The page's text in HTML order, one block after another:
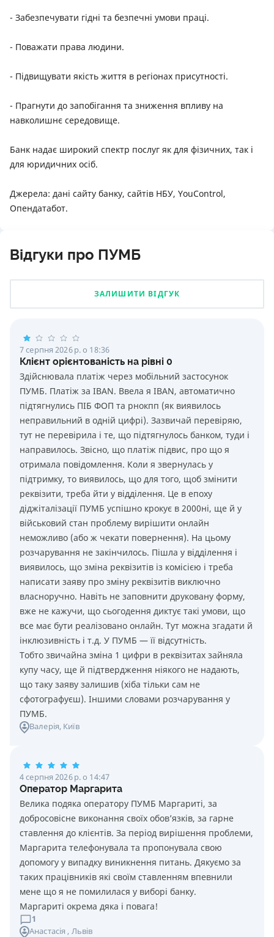
- Забезпечувати гідні та безпечні умови праці.
- Поважати права людини.
- Підвищувати якість життя в регіонах присутності.
- Прагнути до запобігання та зниження впливу на
навколишнє середовище.
Банк надає широкий спектр послуг як для фізичних, так і
для юридичних осіб.
Джерела: дані сайту банку, сайтів НБУ, YouControl,
Опендатабот.
Відгуки про ПУМБ
ЗАЛИШИТИ ВІДГУК
7 серпня 2026 р. о 18:36
Клієнт орієнтованість на рівні 0
Здійснювала платіж через мобільний застосунок
ПУМБ. Платіж за IBAN. Ввела я IBAN, автоматично
підтягнулись ПІБ ФОП та рнокпп (як виявилось
неправильний в одній цифрі). Зазвичай перевіряю,
тут не перевірила і те, що підтягнулось банком, туди і
направилось. Звісно, що платіж підвис, про що я
отримала повідомлення. Коли я звернулась у
підтримку, то виявилось, що для того, щоб змінити
реквізити, треба йти у відділення. Це в епоху
діджіталізації ПУМБ успішно крокує в 2000ні, ще й у
військовий стан проблему вирішити онлайн
неможливо (або ж чекати повернення). На цьому
розчарування не закінчилось. Пішла у відділення і
виявилось, що зміна реквізитів із комісією і треба
написати заяву про зміну реквізитів виключно
власноручно. Навіть не заповнити друковану форму,
вже не кажучи, що сьогодення диктує такі умови, що
все має бути реалізовано онлайн. Тут можна згадати й
інклюзивність і т.д. У ПУМБ — її відсутність.
Тобто звичайна зміна 1 цифри в реквізитах зайняла
купу часу, ще й підтвердження ніякого не надають,
що таку заяву залишив (хіба тільки сам не
сфотографуєш). Іншими словами розчарування у
ПУМБ.
Валерія, Київ
4 серпня 2026 р. о 14:47
Оператор Маргарита
Велика подяка оператору ПУМБ Маргариті, за
добросовісне виконання своїх обовʼязків, за гарне
ставлення до клієнтів. За період вирішення проблеми,
Маргарита телефонувала та пропонувала свою
допомогу у випадку виникнення питань. Дякуємо за
таких працівників які своїм ставленням впевнили
мене що я не помилилася у виборі банку.
Маргариті окрема дяка і повага!
1
Анастасія , Львів